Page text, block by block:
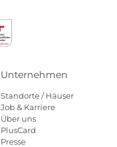
Unternehmen
Standorte / Häuser
Job & Karriere
Über uns
PlusCard
Presse